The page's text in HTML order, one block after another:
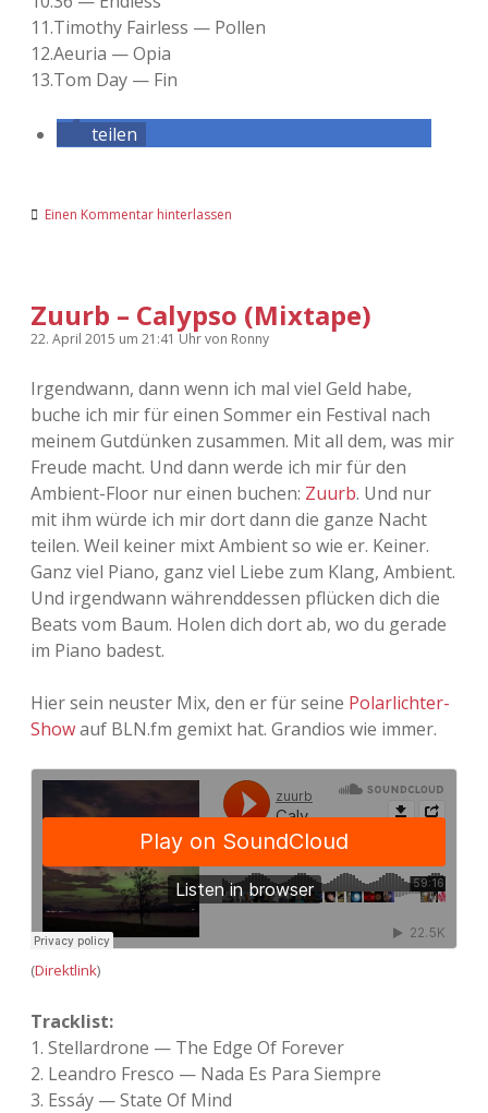
11.Timothy Fair­less — Pol­len
12.Aeuria — Opia
13.Tom Day — Fin
teilen
Einen Kommentar hinterlassen
Zuurb – Calypso (Mixtape)
22. April 2015 um 21:41 Uhrvon Ronny
Irgendwann, dann wenn ich mal viel Geld habe,
buche ich mir für einen Sommer ein Festival nach
meinem Gutdünken zusammen. Mit all dem, was mir
Freude macht. Und dann werde ich mir für den
Ambient-Floor nur einen buchen: Zuurb. Und nur
mit ihm würde ich mir dort dann die ganze Nacht
teilen. Weil keiner mixt Ambient so wie er. Keiner.
Ganz viel Piano, ganz viel Liebe zum Klang, Ambient.
Und irgendwann währenddessen pflücken dich die
Beats vom Baum. Holen dich dort ab, wo du gerade
im Piano badest.
Hier sein neuster Mix, den er für seine Polarlichter-
Showauf BLN.fm gemixt hat. Grandios wie immer.
(Direktlink)
Tracklist:
1. Stellardrone — The Edge Of Forever
2. Leandro Fresco — Nada Es Para Siempre
3. Essáy — State Of Mind